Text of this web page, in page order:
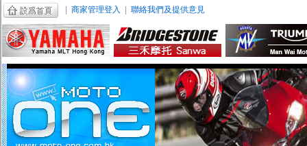
商家管理登入 聯絡我們及提供意見